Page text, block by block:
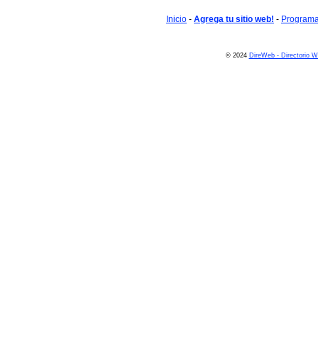
Inicio - Agrega tu sitio web! -
© 2024 DireWeb - Directorio